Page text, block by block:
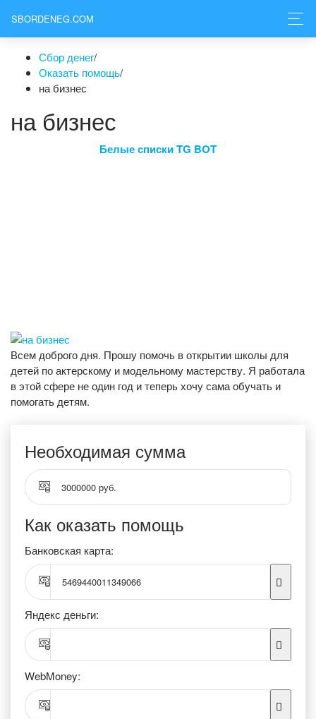
SBORDENEG.COM
Сбор денег/
Оказать помощь/
на бизнес
на бизнес
Белые списки TG BOT
Всем доброго дня. Прошу помочь в открытии школы для
детей по актерскому и модельному мастерству. Я работала
в этой сфере не один год и теперь хочу сама обучать и
помогать детям.
Необходимая сумма
3000000 руб.
Как оказать помощь
Банковская карта:
5469440011349066
Яндекс деньги:
WebMoney: